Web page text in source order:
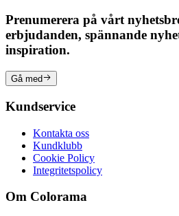
Prenumerera på vårt
erbjudanden, spännande
inspiration.
Gå med
Kundservice
Kontakta oss
Kundklubb
Cookie Policy
Integritetspolicy
Om Colorama